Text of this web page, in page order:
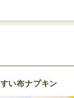
はないです。これ
い布ナプキン